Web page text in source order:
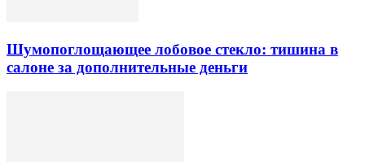
Шумопоглощающее лобовое стекло: тишина в
салоне за дополнительные деньги